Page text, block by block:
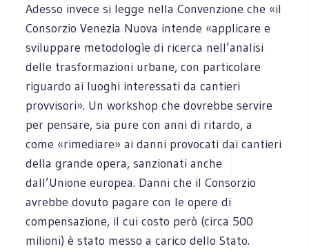
Adesso invece si legge nella Convenzione che «il
Consorzio Venezia Nuova intende «applicare e
sviluppare metodologìe di ricerca nell’analisi
delle trasformazioni urbane, con particolare
riguardo ai luoghi interessati da cantieri
provvisori». Un workshop che dovrebbe servire
per pensare, sia pure con anni di ritardo, a
come «rimediare» ai danni provocati dai cantieri
della grande opera, sanzionati anche
dall’Unione europea. Danni che il Consorzio
avrebbe dovuto pagare con le opere di
compensazione, il cui costo però (circa 500
milioni) è stato messo a carico dello Stato.